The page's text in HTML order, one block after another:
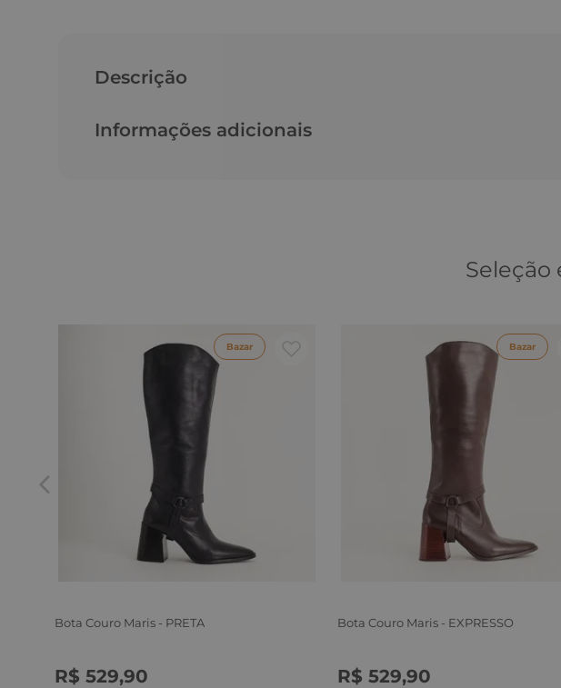
Descrição
Informações adicionais
Seleção
Bazar
Bota Couro Maris - PRETA
R$ 529,90
Bazar
Bota Couro Maris - EXPRESSO
R$ 529,90